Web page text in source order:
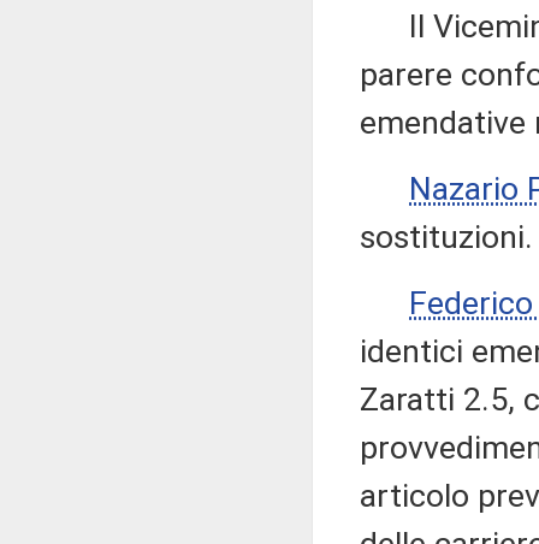
Il
parere
Nazario
sostituzioni.
Federico
identici
Zaratti 2.5,
articolo